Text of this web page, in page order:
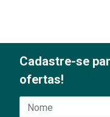
Cadastre-se
ofertas!